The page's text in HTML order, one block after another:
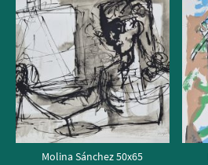
Molina Sánchez 50x65